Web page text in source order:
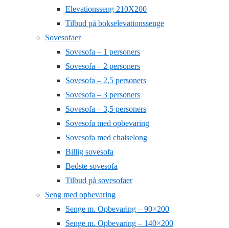
Elevationsseng 210X200
Tilbud på bokselevationssenge
Sovesofaer
Sovesofa – 1 personers
Sovesofa – 2 personers
Sovesofa – 2,5 personers
Sovesofa – 3 personers
Sovesofa – 3,5 personers
Sovesofa med opbevaring
Sovesofa med chaiselong
Billig sovesofa
Bedste sovesofa
Tilbud på sovesofaer
Seng med opbevaring
Senge m. Opbevaring – 90×200
Senge m. Opbevaring – 140×200